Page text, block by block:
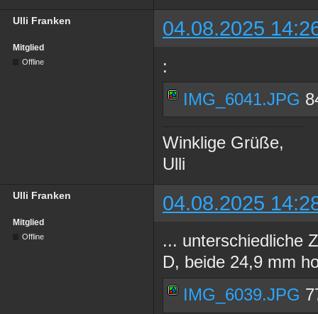
Ulli Franken 04.08.2025
Mitglied
Offline
:
IMG_6041.JPG
Winklige Grüße,
Ulli
Ulli Franken 04.08.2025
Mitglied
Offline
... unterschiedliche
D, beide 24,9 mm
IMG_6039.JPG